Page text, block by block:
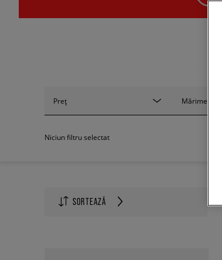
SORTEAZĂ
Preț Mărime
Niciun filtru selectat